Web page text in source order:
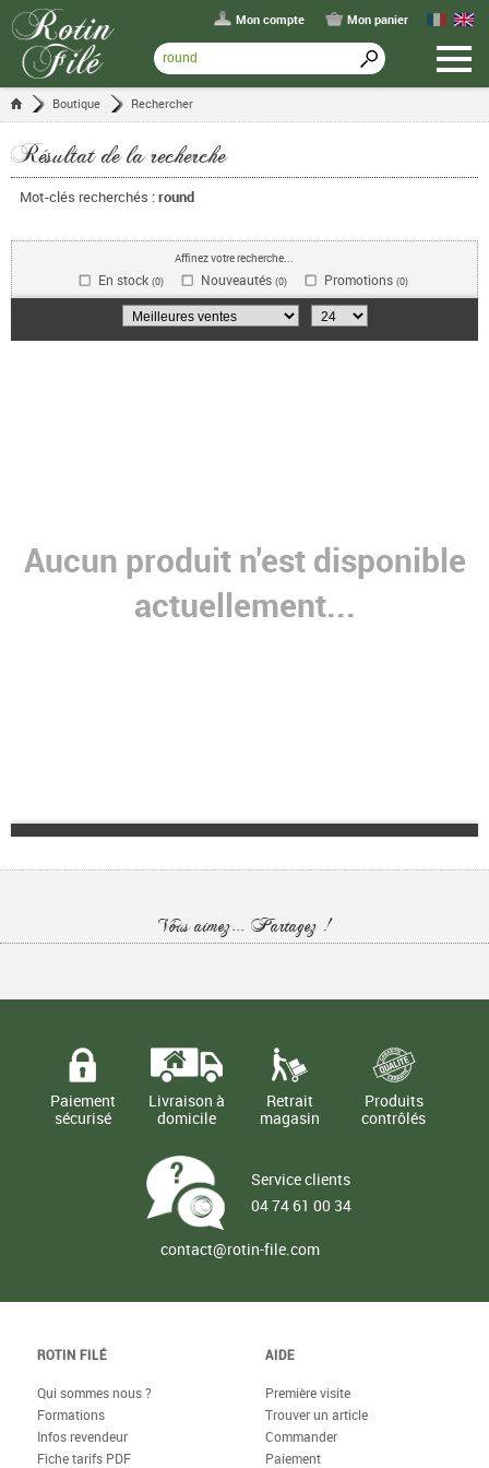
Mon compte Mon panier
Boutique Rechercher
Résultat de la recherche
Mot-clés recherchés :round
Affinez votre recherche...
En stock (0) Nouveautés (0) Promotions (0)
Aucun produit n'est disponible
actuellement...
Vous aimez... Partagez !
Paiement
sécurisé
Livraison à
domicile
Retrait
magasin
Produits
contrôlés
Service clients
04 74 61 00 34
contact@rotin-file.com
ROTIN FILÉ
Qui sommes nous ?
Formations
Infos revendeur
Fiche tarifs PDF
AIDE
Première visite
Trouver un article
Commander
Paiement